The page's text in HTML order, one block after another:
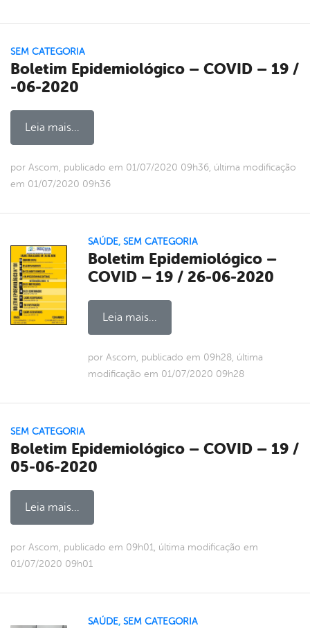
SEM CATEGORIA
Boletim Epidemiológico – COVID – 19 /
-06-2020
Leia mais...
por Ascom, publicado em 01/07/2020 09h36, última modificação
em 01/07/2020 09h36
SAÚDE, SEM CATEGORIA
Boletim Epidemiológico –
COVID – 19 / 26-06-2020
Leia mais...
por Ascom, publicado em 09h28, última
modificação em 01/07/2020 09h28
SEM CATEGORIA
Boletim Epidemiológico – COVID – 19 /
05-06-2020
Leia mais...
por Ascom, publicado em 09h01, última modificação em
01/07/2020 09h01
SAÚDE, SEM CATEGORIA